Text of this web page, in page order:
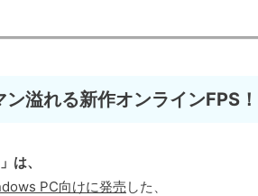
溢れる新作オンラインFPS！
は、
PC向けに発売 した、